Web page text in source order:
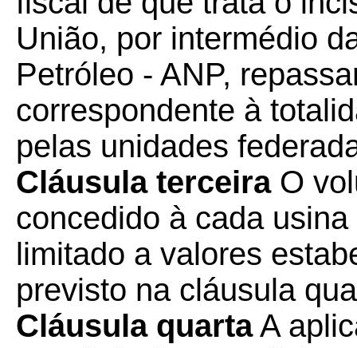
União, por intermédio
Petróleo - ANP,
correspondente à
pelas unidades
Cláusula terceiraO
concedido à cada
limitado a valores
previsto na cláusula
Cláusula quartaA